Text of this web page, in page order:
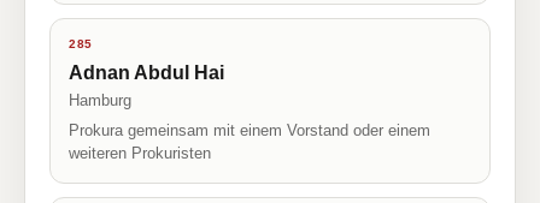
285
Adnan Abdul Hai
Hamburg
Prokura gemeinsam mit einem Vorstand oder einem
weiteren Prokuristen